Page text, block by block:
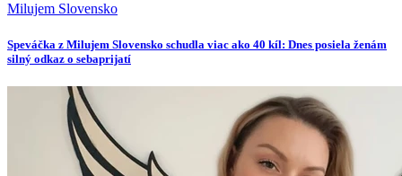
Milujem Slovensko
Speváčka z Milujem Slovensko schudla viac ako 40 kíl: Dnes posiela ženám
silný odkaz o sebaprijatí